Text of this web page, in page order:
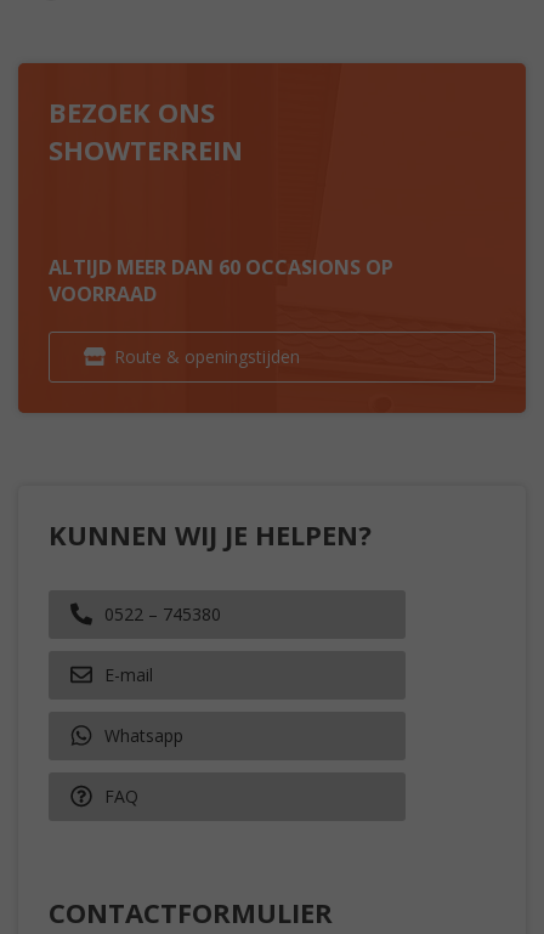
BEZOEK ONS
SHOWTERREIN
ALTIJD MEER DAN 60 OCCASIONS OP
VOORRAAD
Route & openingstijden
KUNNEN WIJ JE HELPEN?
0522 – 745380
E-mail
Whatsapp
FAQ
CONTACTFORMULIER